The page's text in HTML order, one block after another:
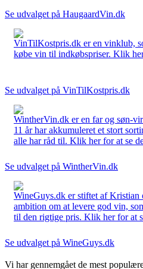
Se udvalget på HaugaardVin.dk
VinTilKostpris.dk er en vinklub,
købe vin til indkøbspriser. Klik
Se udvalget på VinTilKostpris.dk
WintherVin.dk er en far og søn-
11 år har akkumuleret et stort
alle har råd til. Klik her for at se
Se udvalget på WintherVin.dk
WineGuys.dk er stiftet af Kristian
ambition om at levere god vin,
til den rigtige pris. Klik her for at
Se udvalget på WineGuys.dk
Vi har gennemgået de mest